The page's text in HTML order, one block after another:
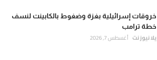
خروقات إسرائيلية بغزة وضغوط بالكابينت لنسف
خطة ترامب
يلا نيوز نت أغسطس 7, 2026